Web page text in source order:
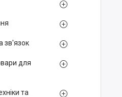
зв'язок
для
та